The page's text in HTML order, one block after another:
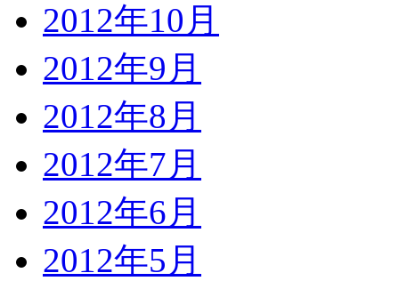
2012年10月
2012年9月
2012年8月
2012年7月
2012年6月
2012年5月